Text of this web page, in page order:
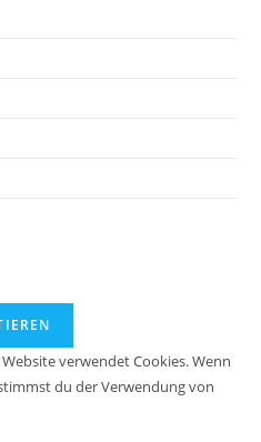
verwendet Cookies. Wenn
du der Verwendung von